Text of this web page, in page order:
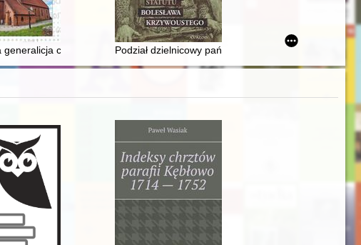
generalicja czasów PRL. Cz. 1Podział dzielnicowy państwa polskiego według statutu